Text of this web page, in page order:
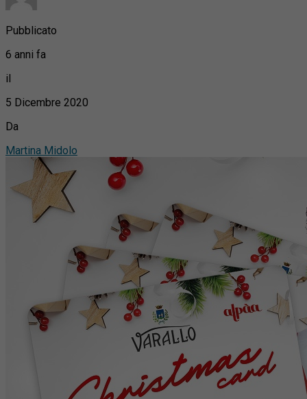
Pubblicato
6 anni fa
il
5 Dicembre 2020
Da
Martina Midolo